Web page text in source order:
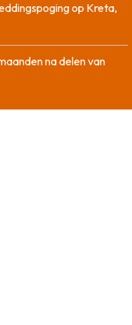
op Kreta,
na delen van